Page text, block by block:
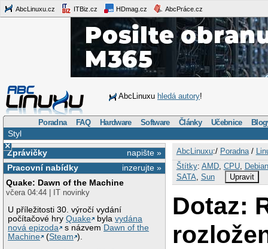
AbcLinuxu.cz ITBiz.cz HDmag.cz AbcPráce.cz
AbcLinuxu hledá autory!
Poradna FAQ Hardware Software Články Učebnice
Styl
×
napište »
Zprávičky
inzerujte »
Pracovní nabídky
Quake: Dawn of the Machine
včera 04:44 | IT novinky
U příležitosti 30. výročí vydání
počítačové hryQuake bylavydána
nová epizoda
s názvem Dawn of the
Machine
(Steam ).
AbcLinuxu:/ Poradna/
Štítky: AMD, CPU, Debian
SATA Sun Upravit
Dotaz: